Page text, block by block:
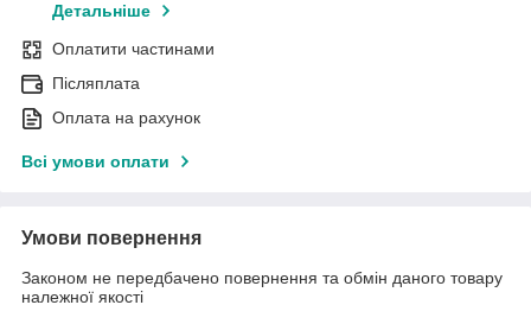
Детальніше
Оплатити частинами
Післяплата
Оплата на рахунок
Всі умови оплати
Умови повернення
Законом не передбачено повернення та обмін даного товару
належної якості